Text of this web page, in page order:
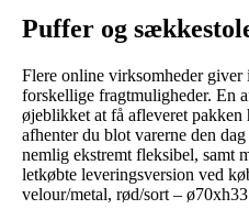
Puffer og
Flere online virksomheder
forskellige fragtmuligheder. En
øjeblikket at få afleveret pakken
afhenter du blot varerne den
nemlig ekstremt fleksibel, samt
letkøbte leveringsversion ved
velour/metal, rød/sort –